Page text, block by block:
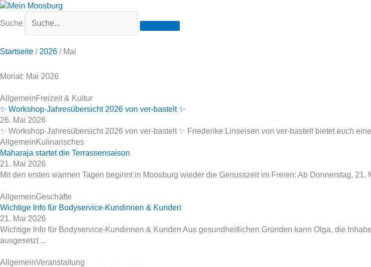
Suche
Startseite / 2026 / Mai
Monat: Mai 2026
Allgemein Freizeit & Kultur
✨ Workshop‑Jahresübersicht 2026 von ver‑bastelt ✨
26. Mai 2026
✨ Workshop‑Jahresübersicht 2026 von ver‑bastelt ✨ Friederike Linseisen von ver‑bastelt bietet euch
Allgemein Kulinarisches
Maharaja startet die Terrassensaison
21. Mai 2026
Mit den ersten warmen Tagen beginnt in Moosburg wieder die Genusszeit im Freien: Ab Donnerstag,
AllgemeinGeschäfte
Wichtige Info für Bodyservice‑Kundinnen & Kunden
21. Mai 2026
Wichtige Info für Bodyservice‑Kundinnen & Kunden Aus gesundheitlichen Gründen kann Olga, die
ausgesetzt ...
AllgemeinVeranstaltung